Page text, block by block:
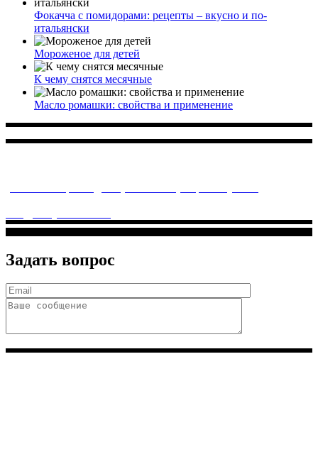
Фокачча с помидорами: рецепты – вкусно и по-
итальянски
Мороженое для детей
К чему снятся месячные
Масло ромашки: свойства и применение
Задать вопрос